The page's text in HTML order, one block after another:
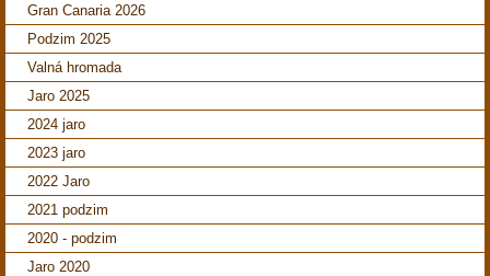
Gran Canaria 2026
Podzim 2025
Valná hromada
Jaro 2025
2024 jaro
2023 jaro
2022 Jaro
2021 podzim
2020 - podzim
Jaro 2020